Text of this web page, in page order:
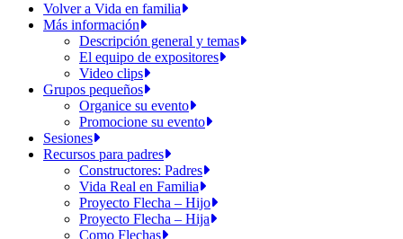
Volver a Vida en familia
Más información
Descripción general y temas
El equipo de expositores
Video clips
Grupos pequeños
Organice su evento
Promocione su evento
Sesiones
Recursos para padres
Constructores: Padres
Vida Real en Familia
Proyecto Flecha – Hijo
Proyecto Flecha – Hija
Como Flechas